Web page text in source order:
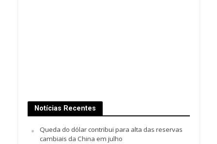
Notícias Recentes
Queda do dólar contribui para alta das reservas
cambiais da China em julho